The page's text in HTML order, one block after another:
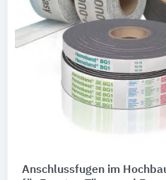
Anschlussfugen im